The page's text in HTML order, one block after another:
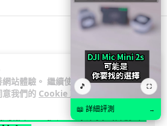
站體驗。 繼續使用
意我們的 Cookie 政
放 AI 模型 業界質疑安
🎵 ⛶
📖 詳細評測 →